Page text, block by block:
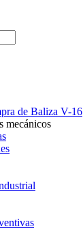
de Baliza V-16
mecánicos